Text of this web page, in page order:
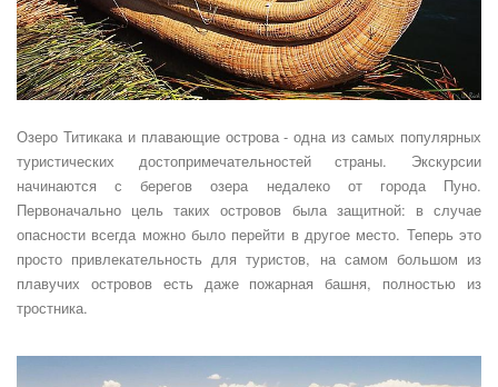
Озеро Титикака и плавающие острова - одна из самых популярных
туристических достопримечательностей страны. Экскурсии
начинаются с берегов озера недалеко от города Пуно.
Первоначально цель таких островов была защитной: в случае
опасности всегда можно было перейти в другое место. Теперь это
просто привлекательность для туристов, на самом большом из
плавучих островов есть даже пожарная башня, полностью из
тростника.